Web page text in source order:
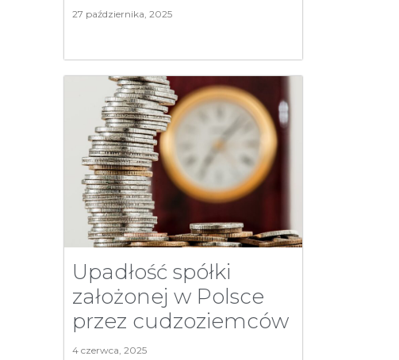
27 października, 2025
Upadłość spółki
założonej w Polsce
przez cudzoziemców
4 czerwca, 2025